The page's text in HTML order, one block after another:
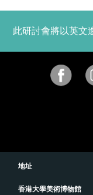
此研討會將以英文
地址
香港大學美術博物館